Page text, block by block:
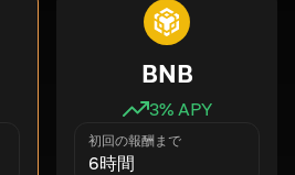
BNB
3% APY
初回の報酬まで
6時間